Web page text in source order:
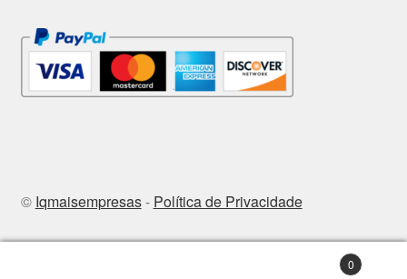
© Iqmaisempresas- Política de Privacidade
0